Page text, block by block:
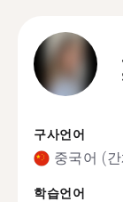
구사언어
중국어 (
학습언어